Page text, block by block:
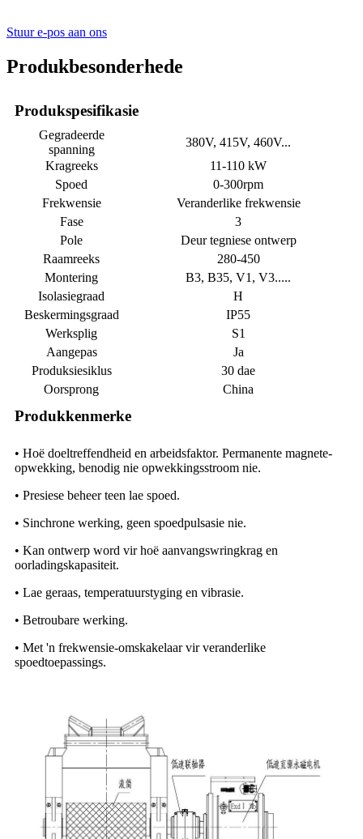
Stuur e-pos aan ons
Produkbesonderhede
Produkspesifikasie
Gegradeerde
spanning
380V, 415V, 460V...
Kragreeks
11-110 kW
Spoed
0-300rpm
Frekwensie
Veranderlike frekwensie
Fase
3
Pole
Deur tegniese ontwerp
Raamreeks
280-450
Montering
B3, B35, V1, V3.....
Isolasiegraad
H
Beskermingsgraad
IP55
Werksplig
S1
Aangepas
Ja
Produksiesiklus
30 dae
Oorsprong
China
Produkkenmerke
• Hoë doeltreffendheid en arbeidsfaktor. Permanente magnete-
opwekking, benodig nie opwekkingsstroom nie.
• Presiese beheer teen lae spoed.
• Sinchrone werking, geen spoedpulsasie nie.
• Kan ontwerp word vir hoë aanvangswringkrag en
oorladingskapasiteit.
• Lae geraas, temperatuurstyging en vibrasie.
• Betroubare werking.
• Met 'n frekwensie-omskakelaar vir veranderlike
spoedtoepassings.